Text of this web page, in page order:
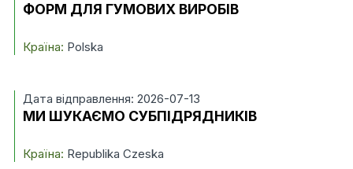
ФОРМ ДЛЯ ГУМОВИХ ВИРОБІВ
Країна: Polska
Дата відправлення: 2026-07-13
МИ ШУКАЄМО СУБПІДРЯДНИКІВ
Країна: Republika Czeska